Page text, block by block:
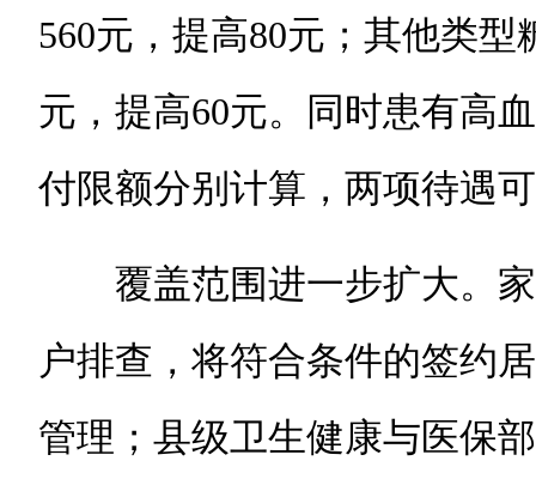
560元，提高80元；其他类型
元，提高60元。同时患有高
付限额分别计算，两项待遇
覆盖范围进一步扩大。家
户排查，将符合条件的签约
管理；县级卫生健康与医保